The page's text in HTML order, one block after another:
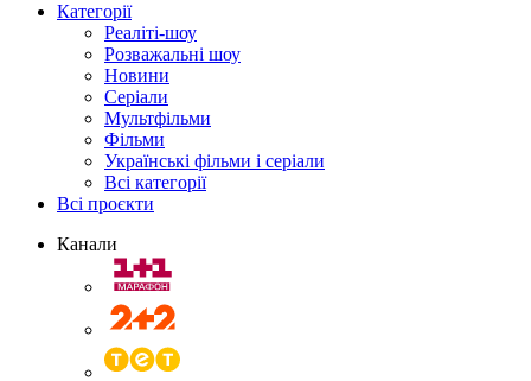
Категорії
Реаліті-шоу
Розважальні шоу
Новини
Серіали
Мультфільми
Фільми
Українські фільми і серіали
Всі категорії
Всі проєкти
Канали